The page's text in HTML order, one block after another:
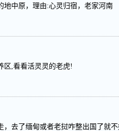
地中原，理由:心灵归宿，老家河南
区,看看活灵灵的老虎!
，去了缅甸或者老挝咋整出国了就